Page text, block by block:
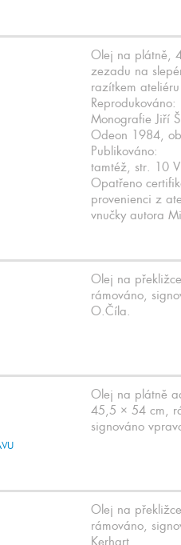
Olej na plátně,
zezadu na
razítkem
Reprodukováno:
Monografie Jiří
Odeon 1984,
Publikováno:
tamtéž, str. 10
Opatřeno
provenienci z
vnučky autora
Olej na
rámováno,
O.Číla.
Olej na plátně
45,5 × 54 cm,
signováno
Olej na
rámováno,
Kerhart.